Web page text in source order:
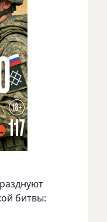
битвы: